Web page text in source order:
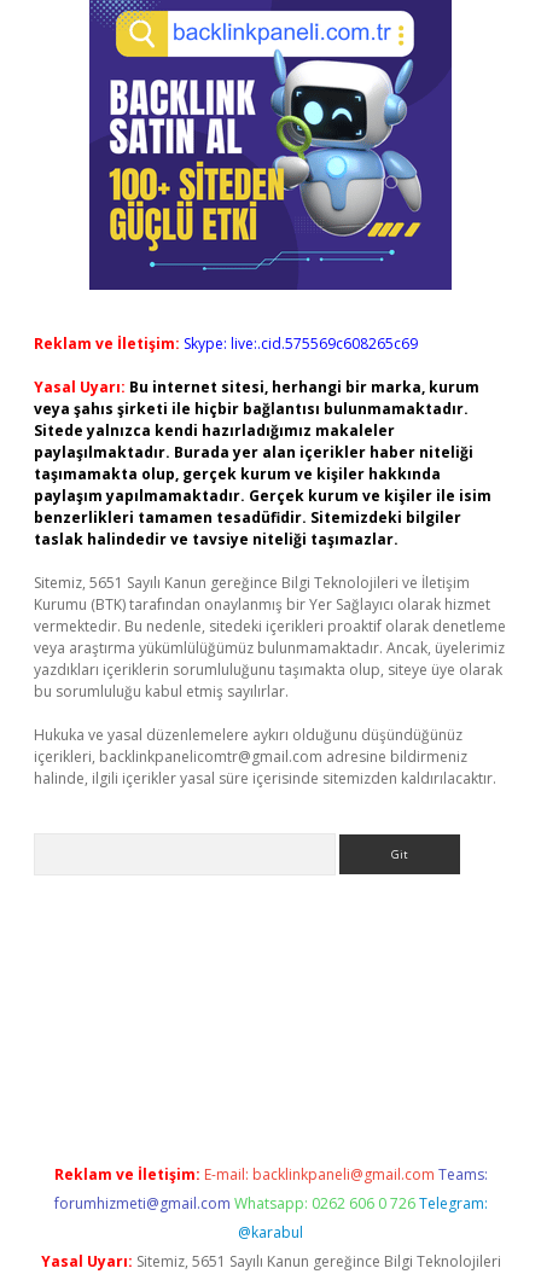
Reklam ve İletişim: Skype: live:.cid.575569c608265c69
Yasal Uyarı: Bu internet sitesi, herhangi bir marka, kurum
veya şahıs şirketi ile hiçbir bağlantısı bulunmamaktadır.
Sitede yalnızca kendi hazırladığımız makaleler
paylaşılmaktadır. Burada yer alan içerikler haber niteliği
taşımamakta olup, gerçek kurum ve kişiler hakkında
paylaşım yapılmamaktadır. Gerçek kurum ve kişiler ile isim
benzerlikleri tamamen tesadüfidir. Sitemizdeki bilgiler
taslak halindedir ve tavsiye niteliği taşımazlar.
Sitemiz, 5651 Sayılı Kanun gereğince Bilgi Teknolojileri ve İletişim
Kurumu (BTK) tarafından onaylanmış bir Yer Sağlayıcı olarak hizmet
vermektedir. Bu nedenle, sitedeki içerikleri proaktif olarak denetleme
veya araştırma yükümlülüğümüz bulunmamaktadır. Ancak, üyelerimiz
yazdıkları içeriklerin sorumluluğunu taşımakta olup, siteye üye olarak
bu sorumluluğu kabul etmiş sayılırlar.
Hukuka ve yasal düzenlemelere aykırı olduğunu düşündüğünüz
içerikleri, backlinkpanelicomtr@gmail.com adresine bildirmeniz
halinde, ilgili içerikler yasal süre içerisinde sitemizden kaldırılacaktır.
Reklam ve İletişim: E-mail: backlinkpaneli@gmail.com Teams:
forumhizmeti@gmail.com Whatsapp: 0262 606 0 726 Telegram:
@karabul
Yasal Uyarı: Sitemiz, 5651 Sayılı Kanun gereğince Bilgi Teknolojileri